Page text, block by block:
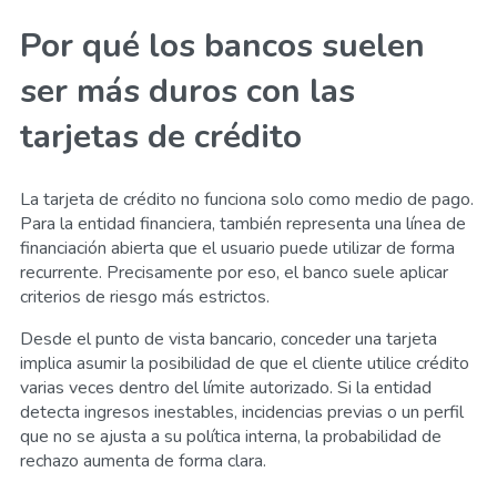
Por qué los bancos suelen
ser más duros con las
tarjetas de crédito
La tarjeta de crédito no funciona solo como medio de pago.
Para la entidad financiera, también representa una línea de
financiación abierta que el usuario puede utilizar de forma
recurrente. Precisamente por eso, el banco suele aplicar
criterios de riesgo más estrictos.
Desde el punto de vista bancario, conceder una tarjeta
implica asumir la posibilidad de que el cliente utilice crédito
varias veces dentro del límite autorizado. Si la entidad
detecta ingresos inestables, incidencias previas o un perfil
que no se ajusta a su política interna, la probabilidad de
rechazo aumenta de forma clara.